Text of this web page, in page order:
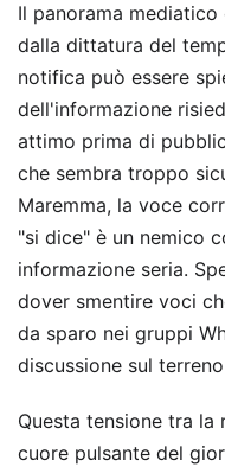
Il panorama
dalla dittatura del
notifica può essere
dell'informazione
attimo prima di
che sembra troppo
Maremma, la voce
"si dice" è un nemico
informazione seria.
dover smentire voci
da sparo nei gruppi
discussione sul
Questa tensione tra
cuore pulsante del